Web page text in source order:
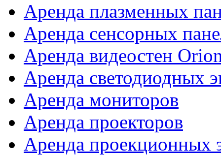
Аренда плазменных
Аренда сенсорных
Аренда видеостен
Аренда светодиодных
Аренда мониторов
Аренда проекторов
Аренда проекционных